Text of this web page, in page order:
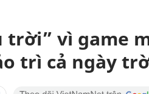
trời” vì game
trì cả ngày